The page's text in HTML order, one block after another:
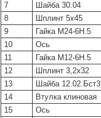
7
Шайба 30.04
8
Шплинт 5х45
9
Гайка М24-6Н.5
10
Ось
11
Гайка М12-6Н.5
12
Шплинт 3,2х32
13
Шайба
14
Втулка клиновая
15
Ось